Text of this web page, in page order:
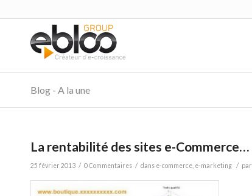
Blog - A la une
La rentabilité des sites e-Commerce…
25 février 2013 / 0 Commentaires / dans e-commerce e-marketing / par